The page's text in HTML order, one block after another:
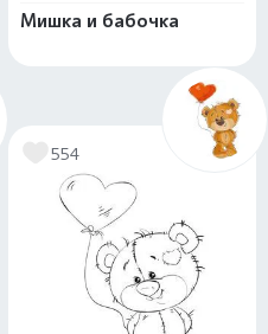
Мишка и бабочка
554